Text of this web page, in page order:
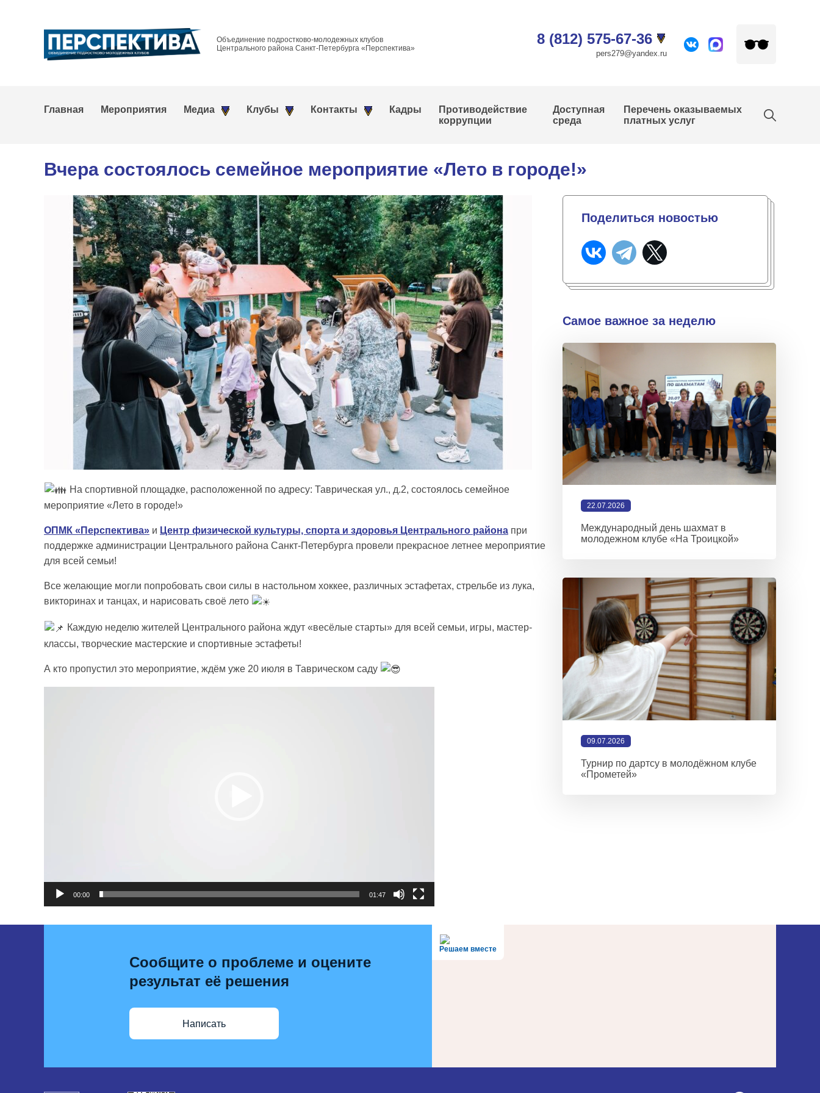
Объединение подростково-молодежных клубов
Центрального района Санкт-Петербурга «Перспектива»
8 (812) 575-67-36
pers279@yandex.ru
Главная Мероприятия Медиа Клубы Контакты Кадры
Противодействие
коррупции
Доступная
среда
Перечень оказываемых
платных услуг
Вчера состоялось семейное мероприятие «Лето в городе!»
На спортивной площадке, расположенной по адресу: Таврическая ул., д.2, состоялось семейное
мероприятие «Лето в городе!»
ОПМК «Перспектива» и Центр физической культуры, спорта и здоровья Центрального района при
поддержке администрации Центрального района Санкт-Петербурга провели прекрасное летнее мероприятие
для всей семьи!
Все желающие могли попробовать свои силы в настольном хоккее, различных эстафетах, стрельбе из лука,
викторинах и танцах, и нарисовать своё лето
Каждую неделю жителей Центрального района ждут «весёлые старты» для всей семьи, игры, мастер-
классы, творческие мастерские и спортивные эстафеты!
А кто пропустил это мероприятие, ждём уже 20 июля в Таврическом саду
00:00 01:47
Поделиться новостью
Самое важное за неделю
22.07.2026
Международный день шахмат в
молодежном клубе «На Троицкой»
09.07.2026
Турнир по дартсу в молодёжном клубе
«Прометей»
Решаем вместе
Сообщите о проблеме и оцените
результат её решения
Написать